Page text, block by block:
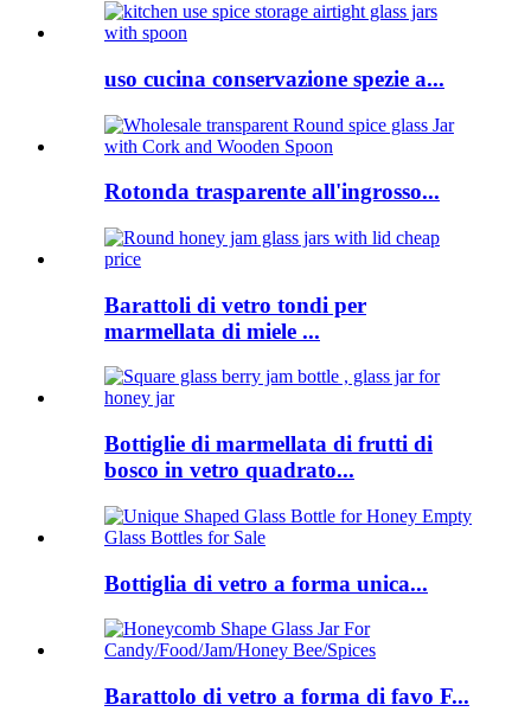
uso cucina conservazione spezie a...
Rotonda trasparente all'ingrosso...
Barattoli di vetro tondi per
marmellata di miele ...
Bottiglie di marmellata di frutti di
bosco in vetro quadrato...
Bottiglia di vetro a forma unica...
Barattolo di vetro a forma di favo F...